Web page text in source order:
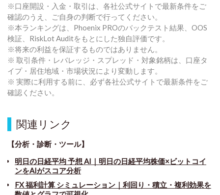
※口座開設・入金・取引は、各社公式サイトで最新条件をご
確認のうえ、ご自身の判断で行ってください。
※本ランキングは、Phoenix PROのバックテスト結果、OOS
検証、RiskLot Auditをもとにした独自評価です。
※将来の利益を保証するものではありません。
※ 取引条件・レバレッジ・スプレッド・対象銘柄は、口座タ
イプ・居住地域・市場状況により変動します。
※ 実際に利用する前に、必ず各社公式サイトで最新条件をご
確認ください。
関連リンク
【分析・診断・ツール】
明日の日経平均 予想 AI｜明日の日経平均株価×ビットコイ
ンをAIがスコア分析
FX 福利計算 シミュレーション｜利回り・積立・複利効果を